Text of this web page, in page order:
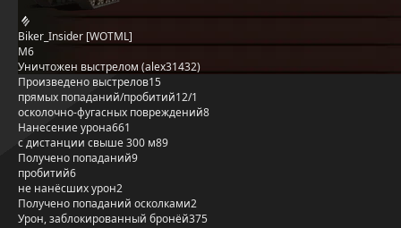
Biker_Insider [WOTML]
M6
Уничтожен выстрелом (alex31432)
Произведено выстрелов15
прямых попаданий/пробитий12/1
осколочно-фугасных повреждений8
Нанесение урона661
с дистанции свыше 300 м89
Получено попаданий9
пробитий6
не нанёсших урон2
Получено попаданий осколками2
Урон, заблокированный бронёй375